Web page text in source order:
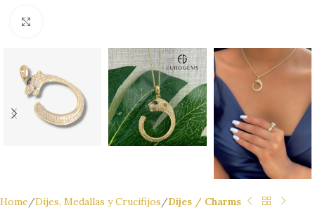
Home Dijes, Medallas y Crucifijos Dijes / Charms